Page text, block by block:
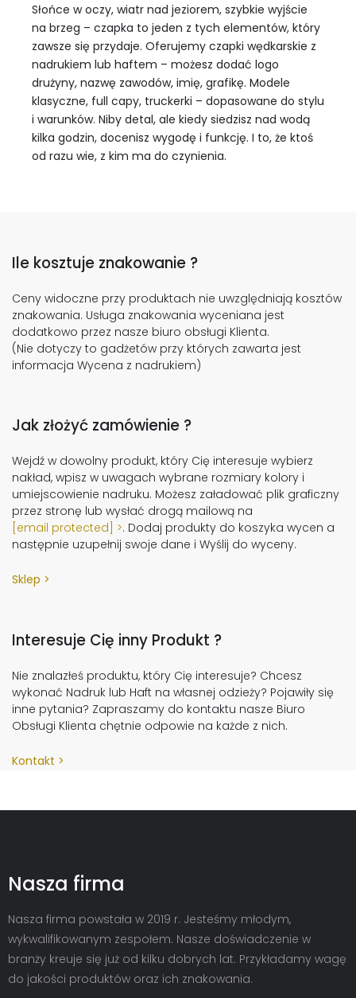
Słońce w oczy, wiatr nad jeziorem, szybkie wyjście
na brzeg – czapka to jeden z tych elementów, który
zawsze się przydaje. Oferujemy czapki wędkarskie z
nadrukiem lub haftem – możesz dodać logo
drużyny, nazwę zawodów, imię, grafikę. Modele
klasyczne, full capy, truckerki – dopasowane do stylu
i warunków. Niby detal, ale kiedy siedzisz nad wodą
kilka godzin, docenisz wygodę i funkcję. I to, że ktoś
od razu wie, z kim ma do czynienia.
Ile kosztuje znakowanie ?
Ceny widoczne przy produktach nie uwzględniają kosztów
znakowania. Usługa znakowania wyceniana jest
dodatkowo przez nasze biuro obsługi Klienta.
(Nie dotyczy to gadżetów przy których zawarta jest
informacja Wycena z nadrukiem)
Jak złożyć zamówienie ?
Wejdź w dowolny produkt, który Cię interesuje wybierz
nakład, wpisz w uwagach wybrane rozmiary kolory i
umiejscowienie nadruku. Możesz załadować plik graficzny
przez stronę lub wysłać drogą mailową na
[email protected]
. Dodaj produkty do koszyka wycen a
następnie uzupełnij swoje dane i Wyślij do wyceny.
Sklep
Interesuje Cię inny Produkt ?
Nie znalazłeś produktu, który Cię interesuje? Chcesz
wykonać Nadruk lub Haft na własnej odzieży? Pojawiły się
inne pytania? Zapraszamy do kontaktu nasze Biuro
Obsługi Klienta chętnie odpowie na każde z nich.
Kontakt
Nasza firma
Nasza firma powstała w 2019 r. Jesteśmy młodym,
wykwalifikowanym zespołem. Nasze doświadczenie w
branży kreuje się już od kilku dobrych lat. Przykładamy wagę
do jakości produktów oraz ich znakowania.